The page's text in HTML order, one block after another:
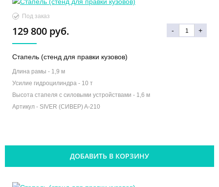
Под заказ
129 800 руб. - +
Стапель (стенд для правки кузовов)
Длина рамы - 1,9 м
Усилие гидроцилиндра - 10 т
Высота стапеля с силовыми устройствами - 1,6 м
Артикул - SIVER (СИВЕР) A-210
ДОБАВИТЬ В КОРЗИНУ